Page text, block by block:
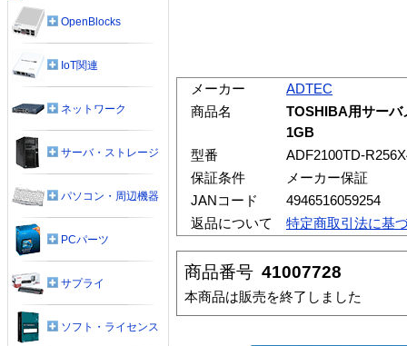
メーカー
ADTEC
商品名
TOSHIBA用サーバ
1GB
型番
ADF2100TD-
保証条件
メーカー保証
JANコード
4946516059254
返品について
特定商取引法に基
商品番号 41007728
本商品は販売を終了しました
OpenBlocks
IoT関連
ネットワーク
サーバ・ストレージ
パソコン・周辺機器
PCパーツ
サプライ
ソフト・ライセンス